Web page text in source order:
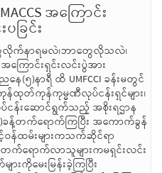
အကြောင်း
ခြင်း
လိုက်နာရမလဲ၊ဘာတွေလိုသလဲ၊
ောင်းရှင်းလင်းပွဲအား
ေ(၅)နာရီ ထိ UMFCCI ခန်းမတွင်
ထုတ်ကုန်ကုမ္မဏီလုပ်ငန်းရှင်များ၊
ငန်းဆောင်ရွက်သည့် အစိုးရဌာန
၈၀)ခန့်တက်ရောက်ကြပြီး အကောက်ခွန်
င့်ဝန်ထမ်းများကသက်ဆိုင်ရာ
က်ရောက်လာသူများကမရှင်းလင်း
ကိုမေးမြန်းခဲ့ကြပြီး